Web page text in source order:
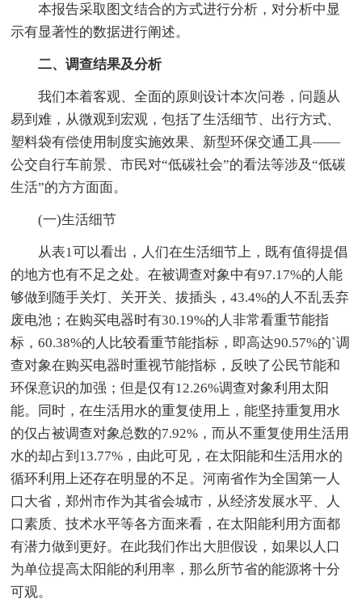
本报告采取图文结合的方式进行分析，对分析中显
示有显著性的数据进行阐述。
二、调查结果及分析
我们本着客观、全面的原则设计本次问卷，问题从
易到难，从微观到宏观，包括了生活细节、出行方式、
塑料袋有偿使用制度实施效果、新型环保交通工具――
公交自行车前景、市民对“低碳社会”的看法等涉及“低碳
生活”的方方面面。
(一)生活细节
从表1可以看出，人们在生活细节上，既有值得提倡
的地方也有不足之处。在被调查对象中有97.17%的人能
够做到随手关灯、关开关、拔插头，43.4%的人不乱丢弃
废电池；在购买电器时有30.19%的人非常看重节能指
标，60.38%的人比较看重节能指标，即高达90.57%的`调
查对象在购买电器时重视节能指标，反映了公民节能和
环保意识的加强；但是仅有12.26%调查对象利用太阳
能。同时，在生活用水的重复使用上，能坚持重复用水
的仅占被调查对象总数的7.92%，而从不重复使用生活用
水的却占到13.77%，由此可见，在太阳能和生活用水的
循环利用上还存在明显的不足。河南省作为全国第一人
口大省，郑州市作为其省会城市，从经济发展水平、人
口素质、技术水平等各方面来看，在太阳能利用方面都
有潜力做到更好。在此我们作出大胆假设，如果以人口
为单位提高太阳能的利用率，那么所节省的能源将十分
可观。